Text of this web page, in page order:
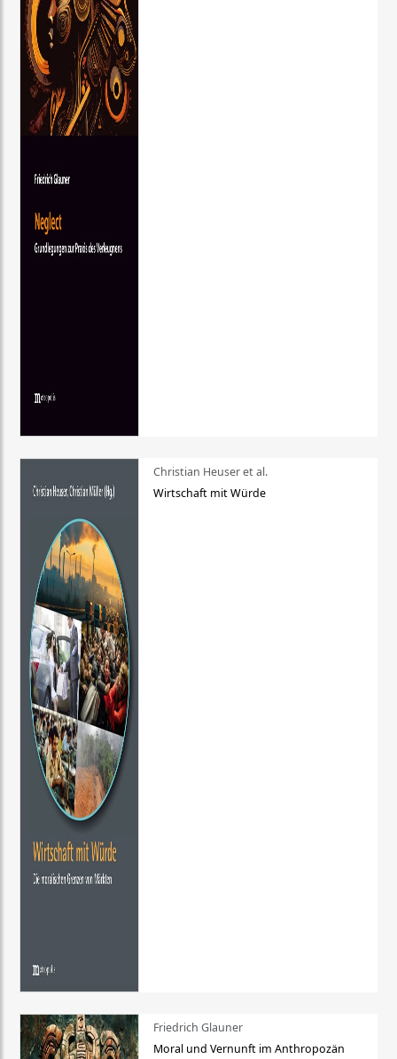
Christian Heuser et al.
Wirtschaft mit Würde
Friedrich Glauner
Moral und Vernunft im Anthropozän